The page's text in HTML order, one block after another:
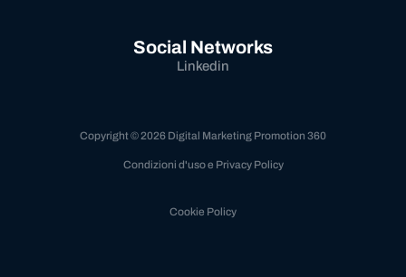
Social Networks
Linkedin
Copyright © 2026 Digital Marketing Promotion 360
Condizioni d'uso e Privacy Policy
Cookie Policy